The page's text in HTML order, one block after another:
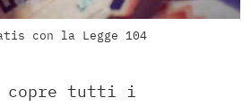
con la Legge 104
copre tutti i